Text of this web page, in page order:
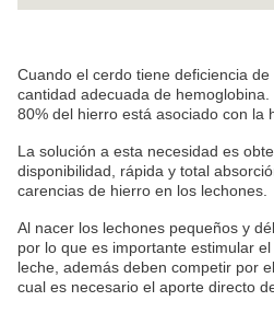
Cuando el cerdo tiene deficiencia
cantidad adecuada de
80% del hierro está asociado con la
La solución a esta necesidad es
disponibilidad, rápida y total
carencias de hierro en los lechones.
Al nacer los lechones pequeños y
por lo que es importante estimular
leche, además deben competir por
cual es necesario el aporte directo